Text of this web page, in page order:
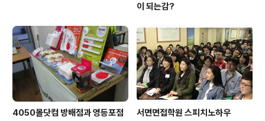
이 되는감?
4050몰닷컴 방배점과 영등포점
서면면접학원 스피치노하우